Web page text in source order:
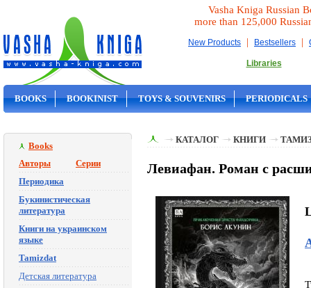
Vasha Kniga Russian
more than 125,000
New Products | Bestsellers |
Libraries
BOOKS BOOKINIST TOYS & SOUVENIRS PERIODICALS
Books
Авторы
Серии
Периодика
Букинистическая
литература
Книги на украинском
языке
Tamizdat
Детская литература
КАТАЛОГ КНИГИ
Левиафан. Роман с